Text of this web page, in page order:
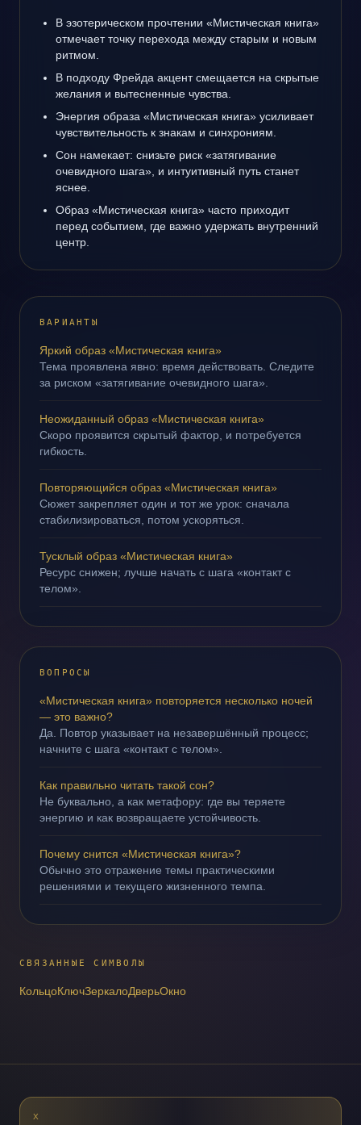
В эзотерическом прочтении «Мистическая книга»
отмечает точку перехода между старым и новым
ритмом.
В подходу Фрейда акцент смещается на скрытые
желания и вытесненные чувства.
Энергия образа «Мистическая книга» усиливает
чувствительность к знакам и синхрониям.
Сон намекает: снизьте риск «затягивание
очевидного шага», и интуитивный путь станет
яснее.
Образ «Мистическая книга» часто приходит
перед событием, где важно удержать внутренний
центр.
ВАРИАНТЫ
Яркий образ «Мистическая книга»
Тема проявлена явно: время действовать. Следите
за риском «затягивание очевидного шага».
Неожиданный образ «Мистическая книга»
Скоро проявится скрытый фактор, и потребуется
гибкость.
Повторяющийся образ «Мистическая книга»
Сюжет закрепляет один и тот же урок: сначала
стабилизироваться, потом ускоряться.
Тусклый образ «Мистическая книга»
Ресурс снижен; лучше начать с шага «контакт с
телом».
ВОПРОСЫ
«Мистическая книга» повторяется несколько ночей
— это важно?
Да. Повтор указывает на незавершённый процесс;
начните с шага «контакт с телом».
Как правильно читать такой сон?
Не буквально, а как метафору: где вы теряете
энергию и как возвращаете устойчивость.
Почему снится «Мистическая книга»?
Обычно это отражение темы практическими
решениями и текущего жизненного темпа.
СВЯЗАННЫЕ СИМВОЛЫ
КольцоКлючЗеркалоДверьОкно
X